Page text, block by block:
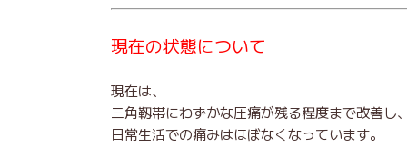
現在の状態について
現在は、
三角靱帯にわずかな圧痛が残る程度まで改善し、
日常生活での痛みはほぼなくなっています。